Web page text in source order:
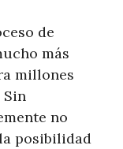
de
más
millones
Sin
no
posibilidad